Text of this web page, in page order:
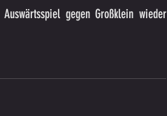
gegen Großklein wieder